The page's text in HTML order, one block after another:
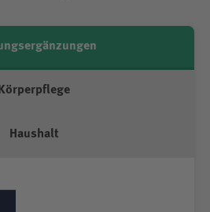
Körperpflege
Haushalt